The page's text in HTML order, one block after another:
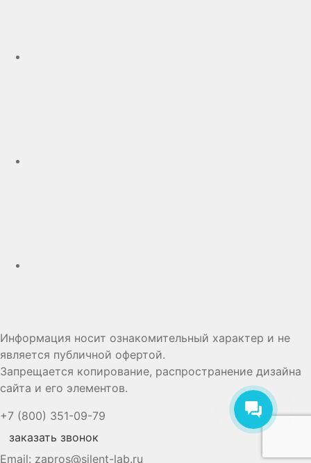
Информация носит ознакомительный характер и не
является публичной офертой.
Запрещается копирование, распространение дизайна
сайта и его элементов.
+7 (800) 351-09-79
заказать звонок
Email: zapros@silent-lab.ru